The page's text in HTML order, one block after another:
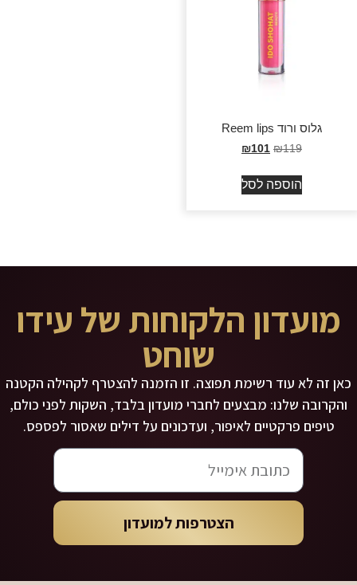
גלוס ורוד Reem lips
₪119
₪101
הוספה לסל
מועדון הלקוחות של עידו
שוחט
כאן זה לא עוד רשימת תפוצה. זו הזמנה להצטרף לקהילה הקטנה
והקרובה שלנו: מבצעים לחברי מועדון בלבד, השקות לפני כולם,
טיפים פרקטיים לאיפור, ועדכונים על דילים שאסור לפספס.
הצטרפות למועדון